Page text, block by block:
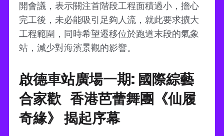
開會議，表示關注首階段工程面積過小，擔心
完工後，未必能吸引足夠人流，就此要求擴大
工程範圍，同時希望遷移位於跑道末段的氣象
站，減少對海濱景觀的影響。
啟德車站廣場一期: 國際綜藝
合家歡 香港芭蕾舞團《仙履
奇緣》 揭起序幕